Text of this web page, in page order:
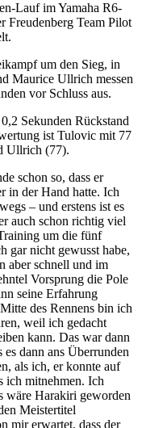
Lauf im Yamaha R6-
Freudenberg Team Pilot
um den Sieg, in
Maurice Ullrich messen
vor Schluss aus.
Sekunden Rückstand
ist Tulovic mit 77
Ullrich (77).
schon so, dass er
in der Hand hatte. Ich
– und erstens ist es
auch schon richtig viel
um die fünf
gar nicht gewusst habe,
aber schnell und im
Vorsprung die Pole
seine Erfahrung
des Rennens bin ich
weil ich gedacht
kann. Das war dann
dann ans Überrunden
als ich, er konnte auf
ich mitnehmen. Ich
wäre Harakiri geworden
Meistertitel
mir erwartet, dass der